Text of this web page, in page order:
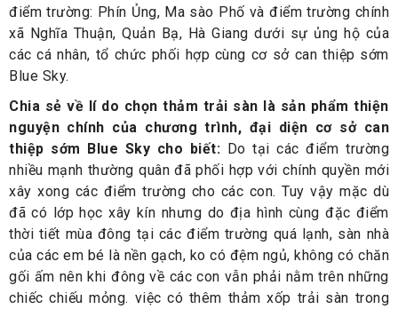
điểm trường: Phín Ủng, Ma sào Phố và điểm trường chính
xã Nghĩa Thuận, Quản Bạ, Hà Giang dưới sự ủng hộ của
các cá nhân, tổ chức phối hợp cùng cơ sở can thiệp sớm
Blue Sky.
Chia sẻ về lí do chọn thảm trải sàn là sản phẩm thiện
nguyện chính của chương trình, đại diện cơ sở can
thiệp sớm Blue Sky cho biết: Do tại các điểm trường
nhiều mạnh thường quân đã phối hợp với chính quyền mới
xây xong các điểm trường cho các con. Tuy vậy mặc dù
đã có lớp học xây kín nhưng do địa hình cùng đặc điểm
thời tiết mùa đông tại các điểm trường quá lạnh, sàn nhà
của các em bé là nền gạch, ko có đệm ngủ, không có chăn
gối ấm nên khi đông về các con vẫn phải nằm trên những
chiếc chiếu mỏng. việc có thêm thảm xốp trải sàn trong